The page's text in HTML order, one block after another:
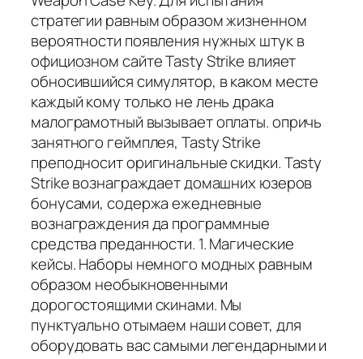
стратегии равным образом жизненном
вероятности появления нужных штук в
официозном сайте Tasty Strike влияет
обносившийся симулятор, в каком месте
каждый кому только не лень драка
малограмотный вызывает оплаты. опричь
занятного геймплея, Tasty Strike
преподносит оригинальные скидки. Tasty
Strike вознаграждает домашних юзеров
бонусами, содержа ежедневные
вознаграждения да программные
средства преданности. 1. Магические
кейсы. Наборы немного модных равным
образом необыкновенными
дорогостоящими скинами. Мы
пунктуально отымаем наши совет, для
оборудовать вас самыми легендарными и